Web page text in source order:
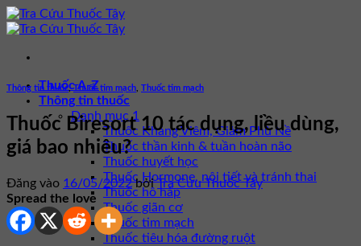
Bỏ
qua
dung
Thuốc A-Z
Thông tin thuốc
Danh mục 1
Thuốc Kháng Viêm, Giảm Phù Nề
Thuốc thần kinh & tuần hoàn não
Thuốc huyết học
Thuốc Hormone, nội tiết và tránh thai
Thuốc hô hấp
Thuốc giãn cơ
Thuốc tim mạch
Thuốc tiêu hóa đường ruột
Thông tin thuốc,Thuốc tim mạch Thuốc tim mạch
Thuốc Biresort 10 tác dụng, liều dùng,
giá bao nhiêu?
Đăng vào 16/05/2022 bởiTra Cứu Thuốc Tây
Spread the love